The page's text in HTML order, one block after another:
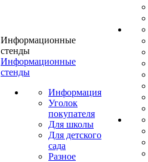
Информационные
стенды
Информационные
стенды
Информация
Уголок
покупателя
Для школы
Для детского
сада
Разное